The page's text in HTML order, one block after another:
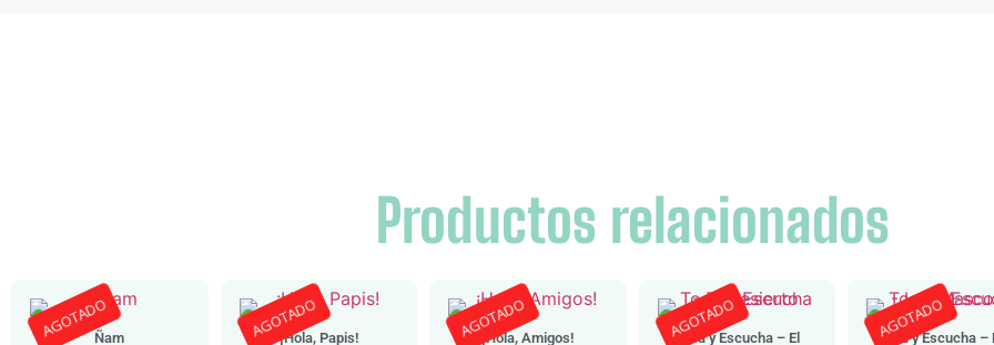
Productos relacionados
AGOTADOÑam AGOTADO
¡Hola, Papis! AGOTADO
¡Hola, Amigos! AGOTADO
Toca y Escucha – El AGOTADO
Toca y Escucha –